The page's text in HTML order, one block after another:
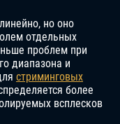
но оно
отдельных
проблем при
диапазона и
стриминговых
более
всплесков